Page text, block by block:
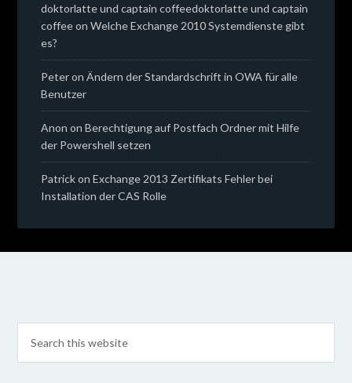
doktorlatte und captain coffeedoktorlatte und captain
coffeeonWelche Exchange 2010 Systemdienste gibt
es?
PeteronÄndern der Standardschrift in OWA für alle
Benutzer
Anon onBerechtigung auf Postfach Ordner mit Hilfe
der Powershell setzen
PatrickonExchange 2013 Zertifikats Fehler bei
Installation der CAS Rolle